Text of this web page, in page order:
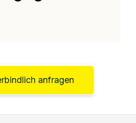
anfragen